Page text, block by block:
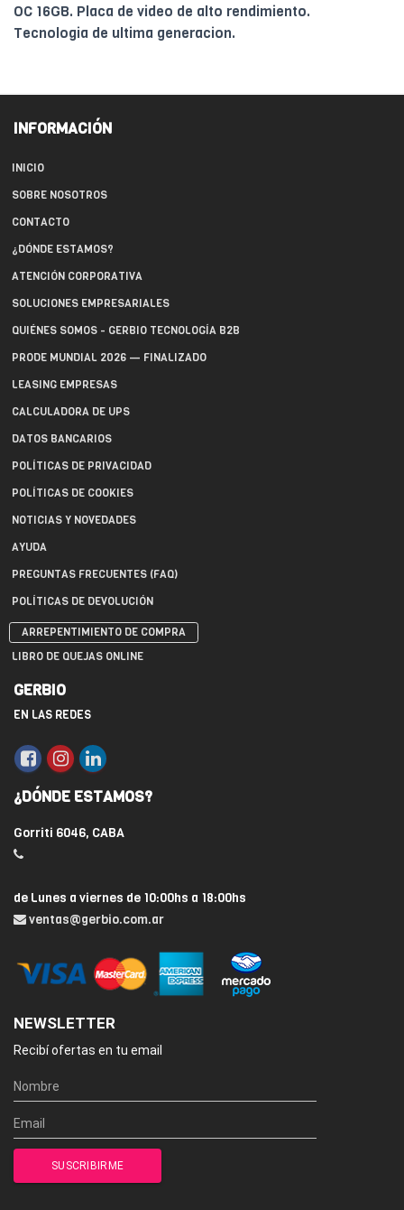
OC 16GB. Placa de video de alto rendimiento.
Tecnologia de ultima generacion.
INFORMACIÓN
INICIO
SOBRE NOSOTROS
CONTACTO
¿DÓNDE ESTAMOS?
ATENCIÓN CORPORATIVA
SOLUCIONES EMPRESARIALES
QUIÉNES SOMOS - GERBIO TECNOLOGÍA B2B
PRODE MUNDIAL 2026 — FINALIZADO
LEASING EMPRESAS
CALCULADORA DE UPS
DATOS BANCARIOS
POLÍTICAS DE PRIVACIDAD
POLÍTICAS DE COOKIES
NOTICIAS Y NOVEDADES
AYUDA
PREGUNTAS FRECUENTES (FAQ)
POLÍTICAS DE DEVOLUCIÓN
ARREPENTIMIENTO DE COMPRA
LIBRO DE QUEJAS ONLINE
GERBIO
EN LAS REDES
¿DÓNDE ESTAMOS?
Gorriti 6046, CABA
de Lunes a viernes de 10:00hs a 18:00hs
ventas@gerbio.com.ar
NEWSLETTER
Recibí ofertas en tu email